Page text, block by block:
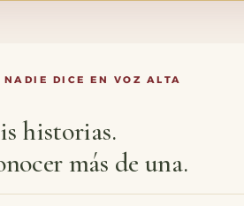
NADIE DICE EN VOZ ALTA
historias.
más de una.